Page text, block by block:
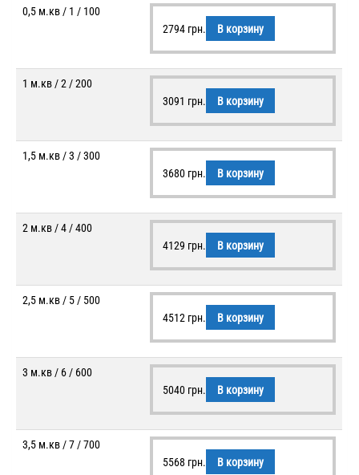
0,5 м.кв / 1 / 100
2794 грн. В корзину
1 м.кв / 2 / 200
3091 грн. В корзину
1,5 м.кв / 3 / 300
3680 грн. В корзину
2 м.кв / 4 / 400
4129 грн. В корзину
2,5 м.кв / 5 / 500
4512 грн. В корзину
3 м.кв / 6 / 600
5040 грн. В корзину
3,5 м.кв / 7 / 700
5568 грн. В корзину